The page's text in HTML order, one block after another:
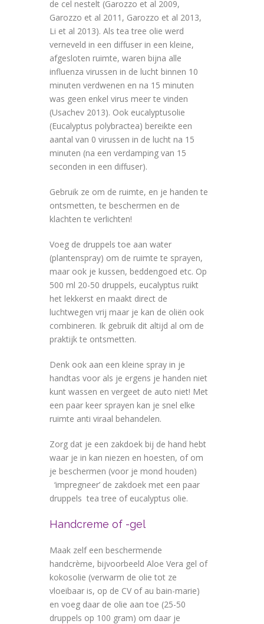
de cel nestelt (Garozzo et al 2009,
Garozzo et al 2011, Garozzo et al 2013,
Li et al 2013). Als tea tree olie werd
verneveld in een diffuser in een kleine,
afgesloten ruimte, waren bijna alle
influenza virussen in de lucht binnen 10
minuten verdwenen en na 15 minuten
was geen enkel virus meer te vinden
(Usachev 2013). Ook eucalyptusolie
(Eucalyptus polybractea) bereikte een
aantal van 0 virussen in de lucht na 15
minuten (na een verdamping van 15
seconden in een diffuser).
Gebruik ze om de ruimte, en je handen te
ontsmetten, te beschermen en de
klachten te verlichten!
Voeg de druppels toe aan water
(plantenspray) om de ruimte te sprayen,
maar ook je kussen, beddengoed etc. Op
500 ml 20-50 druppels, eucalyptus ruikt
het lekkerst en maakt direct de
luchtwegen vrij maar je kan de oliën ook
combineren. Ik gebruik dit altijd al om de
praktijk te ontsmetten.
Denk ook aan een kleine spray in je
handtas voor als je ergens je handen niet
kunt wassen en vergeet de auto niet! Met
een paar keer sprayen kan je snel elke
ruimte anti viraal behandelen.
Zorg dat je een zakdoek bij de hand hebt
waar je in kan niezen en hoesten, of om
je beschermen (voor je mond houden)
‘impregneer’ de zakdoek met een paar
druppels tea tree of eucalyptus olie.
Handcreme of -gel
Maak zelf een beschermende
handcrème, bijvoorbeeld Aloe Vera gel of
kokosolie (verwarm de olie tot ze
vloeibaar is, op de CV of au bain-marie)
en voeg daar de olie aan toe (25-50
druppels op 100 gram) om daar je